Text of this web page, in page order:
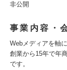
非公開
事業内容・
Webメディアを軸
創業から15年で年
です。